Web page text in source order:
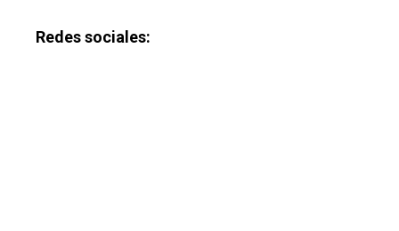
Redes sociales: